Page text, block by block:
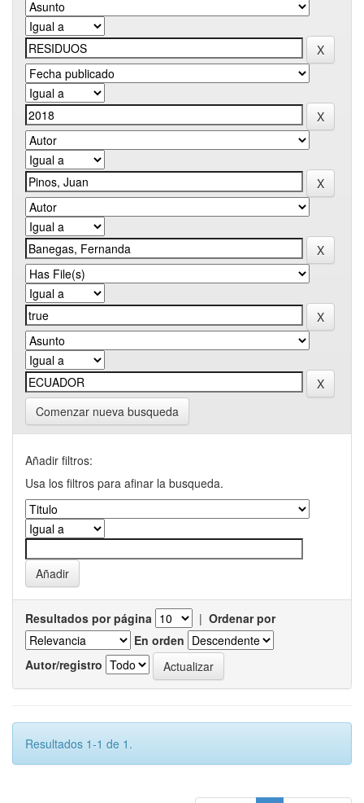
Comenzar nueva busqueda
Añadir filtros:
Usa los filtros para afinar la busqueda.
Resultados por página | Ordenar por
En orden
Autor/registro
Resultados 1-1 de 1.